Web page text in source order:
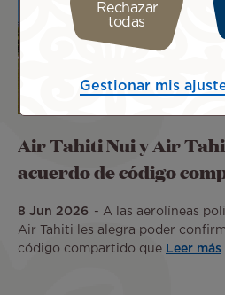
Air Tahiti Nui y Air
acuerdo de código
8 Jun 2026
A las aerolíneas
Air Tahiti les alegra poder
código compartido que Leer más
Rechazar
todas
Gestionar mis